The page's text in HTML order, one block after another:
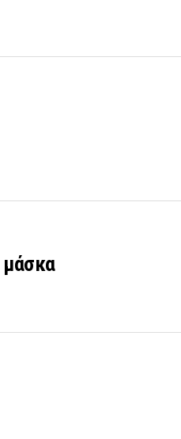
μάσκα